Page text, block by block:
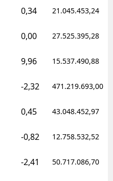
0,34 21.045.453,24
0,00 27.525.395,28
9,96 15.537.490,88
-2,32 471.219.693,00
0,45 43.048.452,97
-0,82 12.758.532,52
-2,41 50.717.086,70